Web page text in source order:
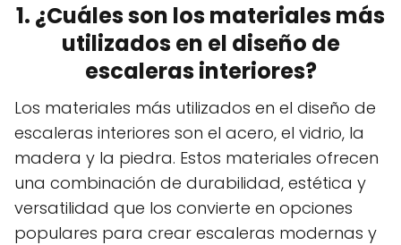
1. ¿Cuáles son los materiales más
utilizados en el diseño de
escaleras interiores?
Los materiales más utilizados en el diseño de
escaleras interiores son el acero, el vidrio, la
madera y la piedra. Estos materiales ofrecen
una combinación de durabilidad, estética y
versatilidad que los convierte en opciones
populares para crear escaleras modernas y